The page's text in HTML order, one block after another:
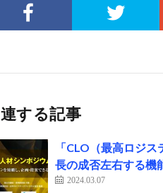
関連する記事
「CLO（最高ロジ
長の成否左右する機
2024.03.07